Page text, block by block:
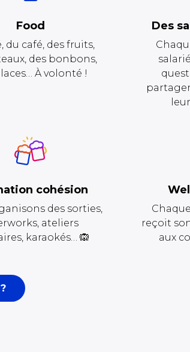
Food
du café, des fruits,
des bonbons,
À volonté !
Des
cohésion
des sorties,
ateliers
karaokés… 🙉
reçoit
aux